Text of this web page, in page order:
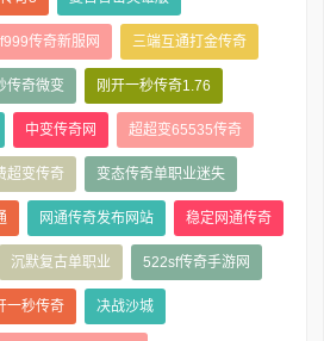
传奇新服网 三端互通打金传奇
传奇微变 刚开一秒传奇1.76
中变传奇网 超超变65535传奇
超变传奇 变态传奇单职业迷失
网通传奇发布网站 稳定网通传奇
沉默复古单职业 522sf传奇手游网
一秒传奇 决战沙城